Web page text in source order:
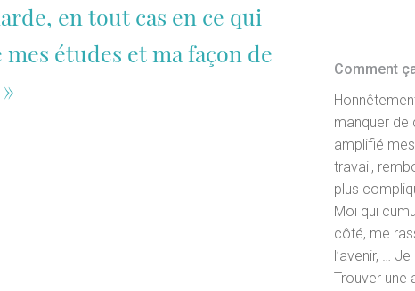
en tout cas en ce qui
études et ma façon de
Comment
manquer de
amplifié
travail,
plus
Moi qui
côté, me
l’avenir, …
Trouver une